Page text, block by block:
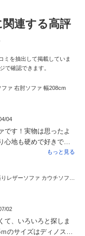
連する高評
ミを抽出して掲載していま
で確認できます。
ァ 右肘ソファ 幅208cm
04
です！実物は思ったよ
心地も硬めで好きで
のでサイズなど事前に
のソファは裏張りがな
か..不織布は数年経つと
ロと落ちて来ます。昔
たのに。革を手入れ
なってはねえ。なんで
もっと見る
02
て、いろいろと探しま
のサイズはディノスさ